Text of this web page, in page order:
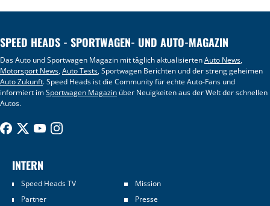
SPEED HEADS - SPORTWAGEN- UND AUTO-MAGAZIN
Das Auto und Sportwagen Magazin mit täglich aktualisiertenAuto News,
Motorsport News,Auto Tests, Sportwagen Berichten und der streng geheimen
Auto Zukunft. Speed Heads ist die Community für echte Auto-Fans und
informiert imSportwagen Magazin über Neuigkeiten aus der Welt der schnellen
Autos.
INTERN
Speed Heads TV
Mission
Partner
Presse